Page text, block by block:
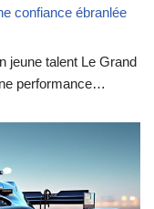
confiance ébranlée
jeune talent Le Grand
performance…